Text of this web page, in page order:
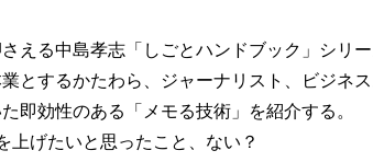
える中島孝志「しごとハンドブック」シリー
とするかたわら、ジャーナリスト、ビジネ
即効性のある「メモる技術」を紹介する。
げたいと思ったこと、ない？